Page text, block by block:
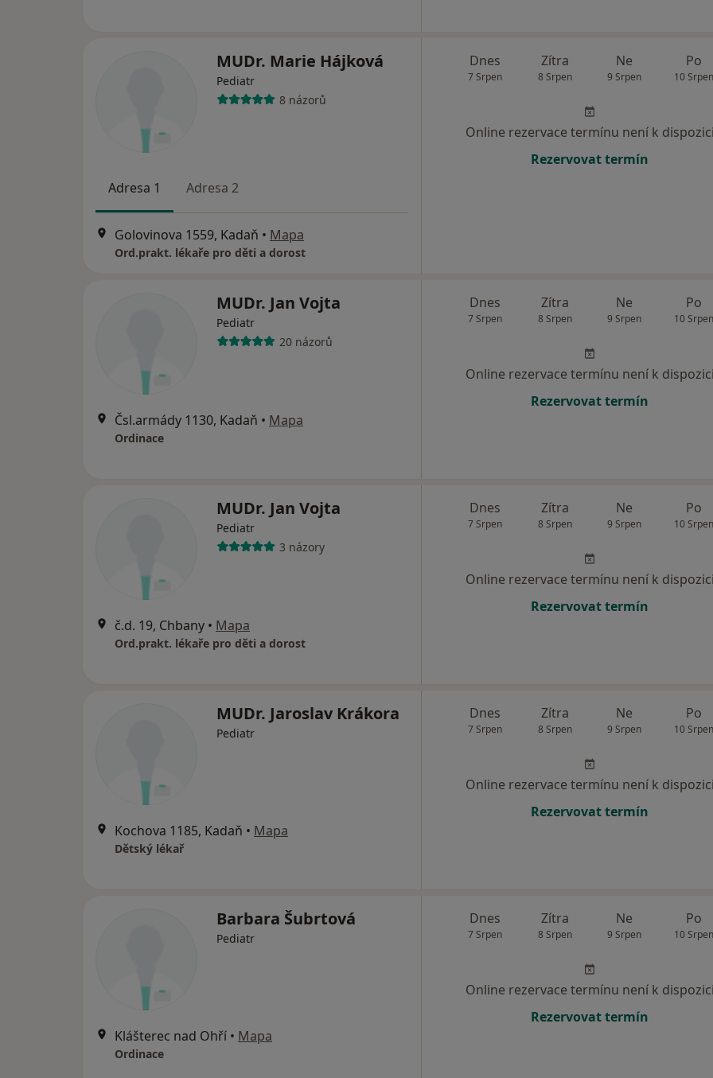
MUDr. Marie Hájková
Pediatr
8 názorů
Adresa 1 Adresa 2
Golovinova 1559, Kadaň • Mapa
Ord.prakt. lékaře pro děti a dorost
Dnes
7 Srpen
Zítra
8 Srpen
Ne
9 Srpen
Po
10 Srpen
Online rezervace termínu není k dispozici
Rezervovat termín
MUDr. Jan Vojta
Pediatr
20 názorů
Čsl.armády 1130, Kadaň • Mapa
Ordinace
Dnes
7 Srpen
Zítra
8 Srpen
Ne
9 Srpen
Po
10 Srpen
Online rezervace termínu není k dispozici
Rezervovat termín
MUDr. Jan Vojta
Pediatr
3 názory
č.d. 19, Chbany • Mapa
Ord.prakt. lékaře pro děti a dorost
Dnes
7 Srpen
Zítra
8 Srpen
Ne
9 Srpen
Po
10 Srpen
Online rezervace termínu není k dispozici
Rezervovat termín
MUDr. Jaroslav Krákora
Pediatr
Kochova 1185, Kadaň • Mapa
Dětský lékař
Dnes
7 Srpen
Zítra
8 Srpen
Ne
9 Srpen
Po
10 Srpen
Online rezervace termínu není k dispozici
Rezervovat termín
Barbara Šubrtová
Pediatr
Klášterec nad Ohří • Mapa
Ordinace
Dnes
7 Srpen
Zítra
8 Srpen
Ne
9 Srpen
Po
10 Srpen
Online rezervace termínu není k dispozici
Rezervovat termín